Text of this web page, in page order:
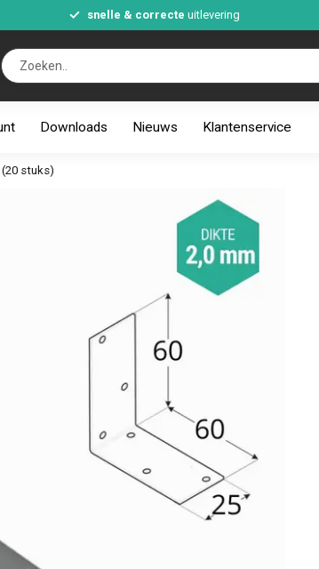
snelle & correcte uitlevering
Downloads Nieuws Klantenservice
stuks)